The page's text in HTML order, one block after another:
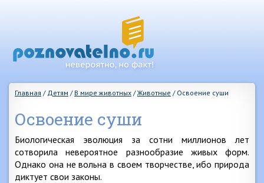
Главная / Детям / В мире животных /Животные / Освоение суши
Освоение суши
Биологическая эволюция за сотни миллионов лет
сотворила невероятное разнообразие живых форм.
Однако она не вольна в своем творчестве, ибо природа
диктует свои законы.